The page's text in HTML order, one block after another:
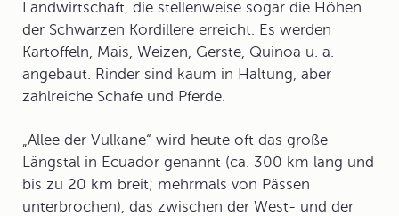
Landwirtschaft, die stellenweise sogar die Höhen
der Schwarzen Kordillere erreicht. Es werden
Kartoffeln, Mais, Weizen, Gerste, Quinoa u. a.
angebaut. Rinder sind kaum in Haltung, aber
zahlreiche Schafe und Pferde.
„Allee der Vulkane“ wird heute oft das große
Längstal in Ecuador genannt (ca. 300 km lang und
bis zu 20 km breit; mehrmals von Pässen
unterbrochen), das zwischen der West- und der